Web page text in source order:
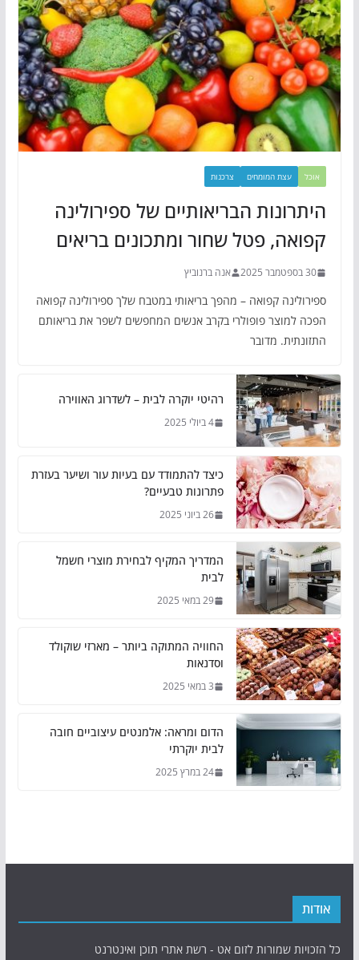
אוכל עצת המומחים צרכנות
היתרונות הבריאותיים של ספירולינה
קפואה, פטל שחור ומתכונים בריאים
30 בספטמבר 2025 אנה ברנוביץ
ספירולינה קפואה – מהפך בריאותי במטבח שלך ספירולינה קפואה
הפכה למוצר פופולרי בקרב אנשים המחפשים לשפר את בריאותם
התזונתית. מדובר
רהיטי יוקרה לבית – לשדרוג האווירה
4 ביולי 2025
כיצד להתמודד עם בעיות עור ושיער בעזרת
פתרונות טבעיים?
26 ביוני 2025
המדריך המקיף לבחירת מוצרי חשמל
לבית
29 במאי 2025
החוויה המתוקה ביותר – מארזי שוקולד
וסדנאות
3 במאי 2025
הדום ומראה: אלמנטים עיצוביים חובה
לבית יוקרתי
24 במרץ 2025
אודות
כל הזכויות שמורות לזום אט - רשת אתרי תוכן ואינטרנט